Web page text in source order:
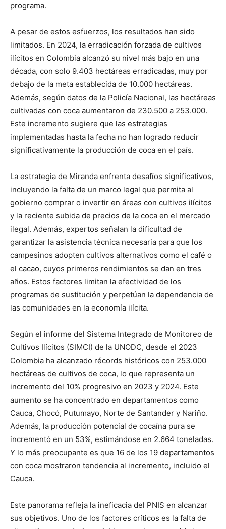
programa.
A pesar de estos esfuerzos, los resultados han sido
limitados. En 2024, la erradicación forzada de cultivos
ilícitos en Colombia alcanzó su nivel más bajo en una
década, con solo 9.403 hectáreas erradicadas, muy por
debajo de la meta establecida de 10.000 hectáreas.
Además, según datos de la Policía Nacional, las hectáreas
cultivadas con coca aumentaron de 230.500 a 253.000.
Este incremento sugiere que las estrategias
implementadas hasta la fecha no han logrado reducir
significativamente la producción de coca en el país.
La estrategia de Miranda enfrenta desafíos significativos,
incluyendo la falta de un marco legal que permita al
gobierno comprar o invertir en áreas con cultivos ilícitos
y la reciente subida de precios de la coca en el mercado
ilegal. Además, expertos señalan la dificultad de
garantizar la asistencia técnica necesaria para que los
campesinos adopten cultivos alternativos como el café o
el cacao, cuyos primeros rendimientos se dan en tres
años. Estos factores limitan la efectividad de los
programas de sustitución y perpetúan la dependencia de
las comunidades en la economía ilícita.
Según el informe del Sistema Integrado de Monitoreo de
Cultivos Ilícitos (SIMCI) de la UNODC, desde el 2023
Colombia ha alcanzado récords históricos con 253.000
hectáreas de cultivos de coca, lo que representa un
incremento del 10% progresivo en 2023 y 2024. Este
aumento se ha concentrado en departamentos como
Cauca, Chocó, Putumayo, Norte de Santander y Nariño.
Además, la producción potencial de cocaína pura se
incrementó en un 53%, estimándose en 2.664 toneladas.
Y lo más preocupante es que 16 de los 19 departamentos
con coca mostraron tendencia al incremento, incluido el
Cauca.
Este panorama refleja la ineficacia del PNIS en alcanzar
sus objetivos. Uno de los factores críticos es la falta de